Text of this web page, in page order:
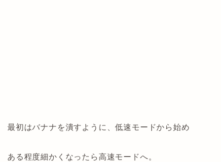
最初はバナナを潰すように、低速モードから始め
ある程度細かくなったら高速モードへ。